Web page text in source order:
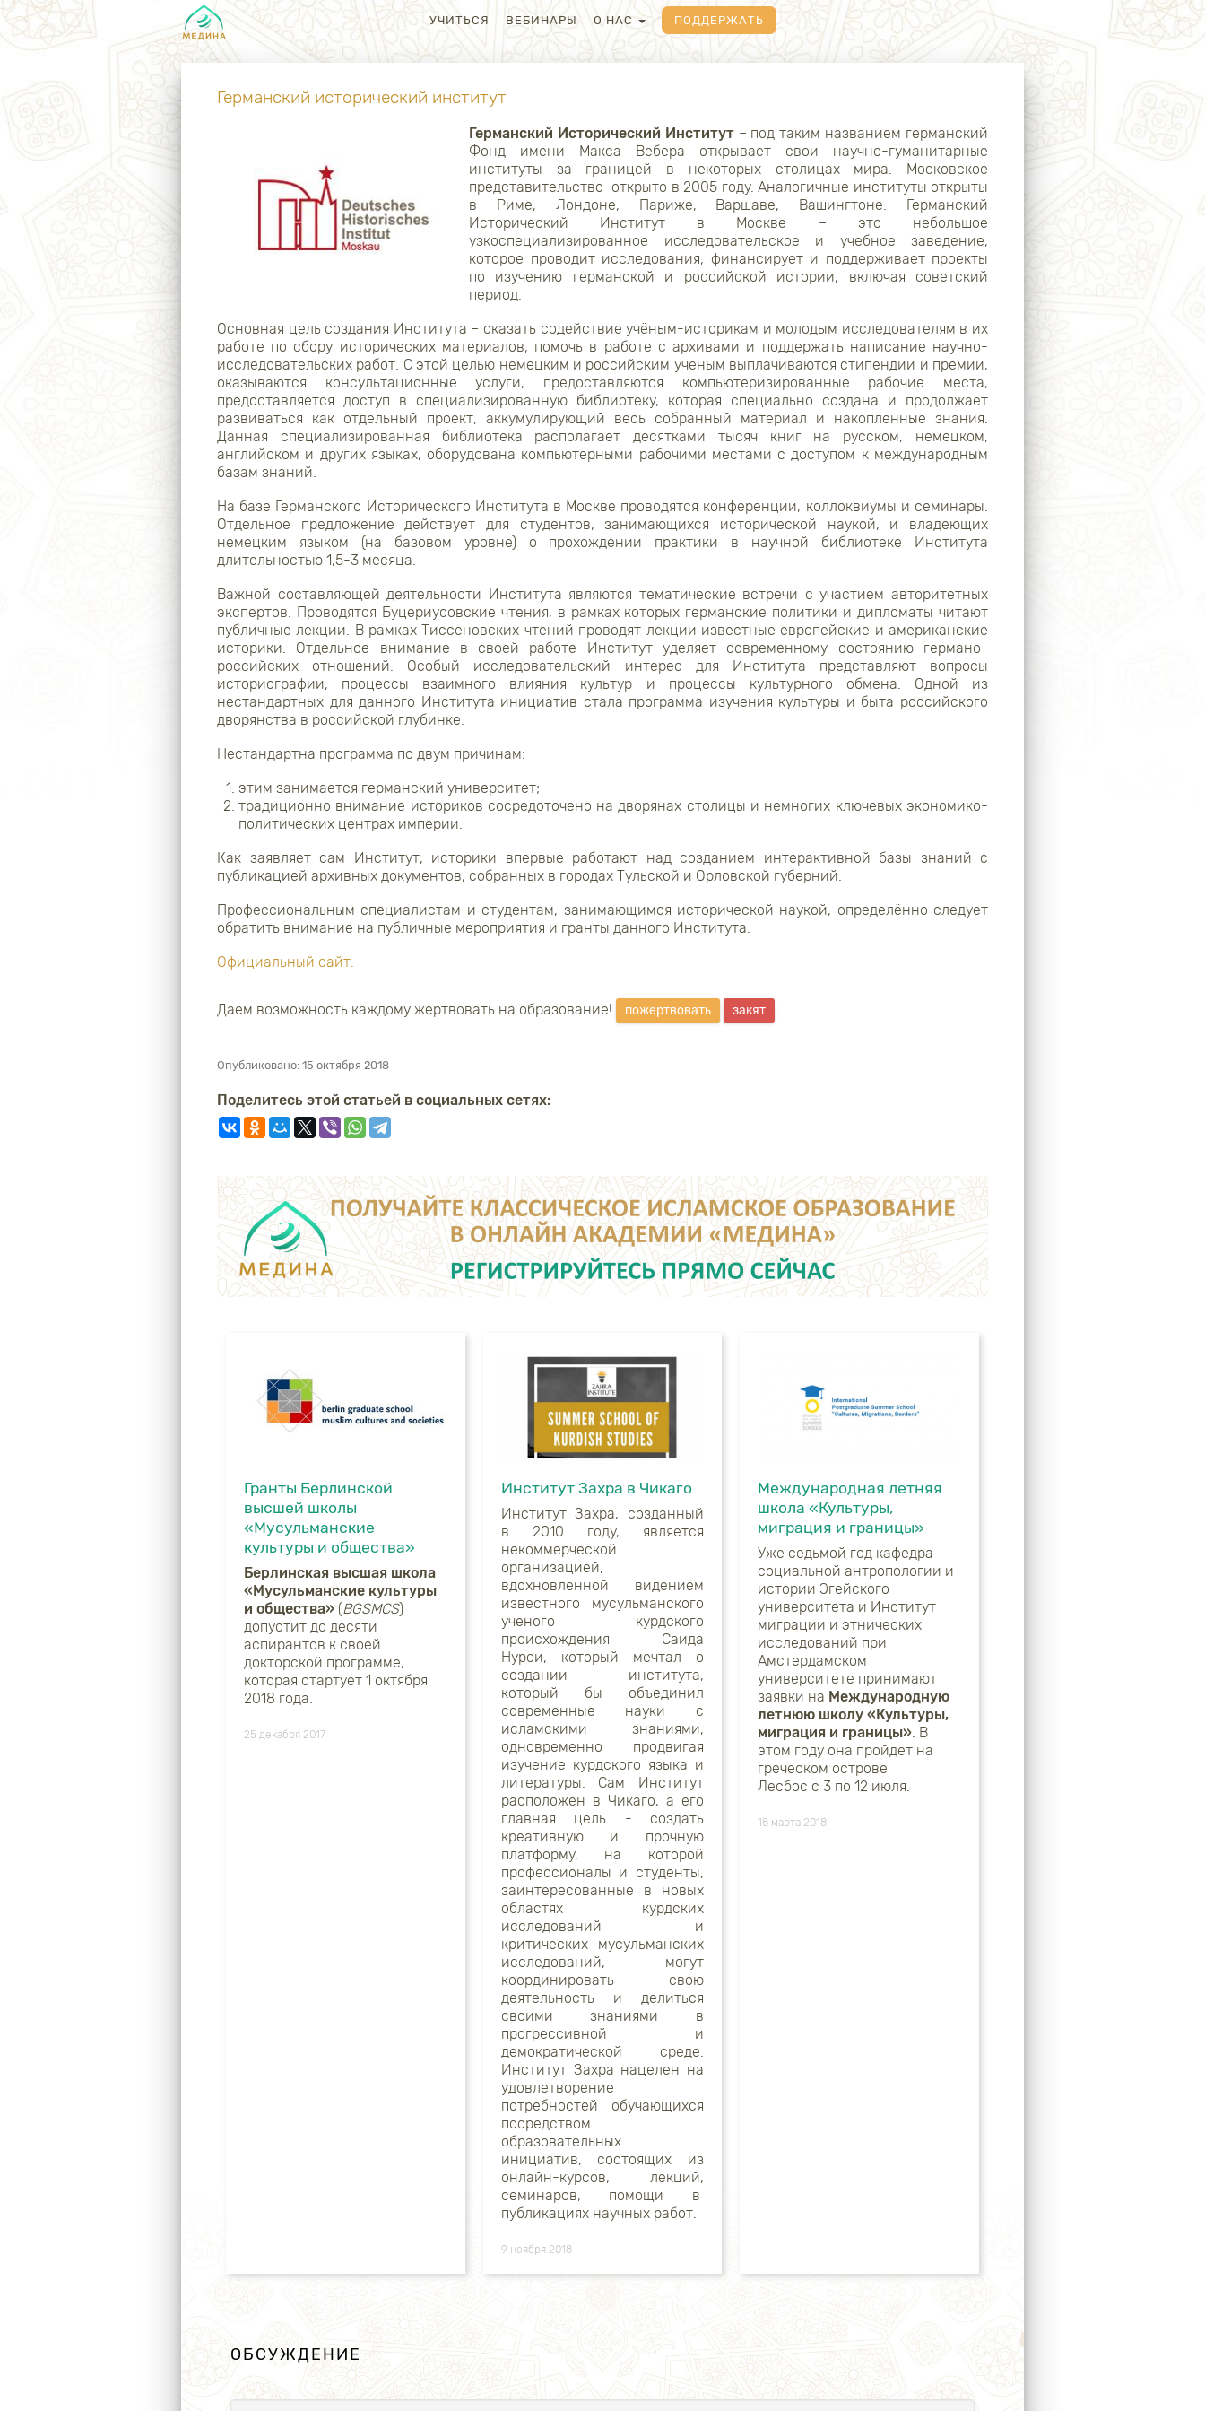
УЧИТЬСЯ ВЕБИНАРЫ О НАС ПОДДЕРЖАТЬ
Германский исторический институт
Германский Исторический Институт– под таким названием германский
Фонд имени Макса Вебера открывает свои научно-гуманитарные
институты за границей в некоторых столицах мира. Московское
представительство открыто в 2005 году. Аналогичные институты открыты
в Риме, Лондоне, Париже, Варшаве, Вашингтоне. Германский
Исторический Институт в Москве – это небольшое
узкоспециализированное исследовательское и учебное заведение,
которое проводит исследования, финансирует и поддерживает проекты
по изучению германской и российской истории, включая советский
период.
Основная цель создания Института – оказать содействие учёным-историкам и молодым исследователям в их
работе по сбору исторических материалов, помочь в работе с архивами и поддержать написание научно-
исследовательских работ. С этой целью немецким и российским ученым выплачиваются стипендии и премии,
оказываются консультационные услуги, предоставляются компьютеризированные рабочие места,
предоставляется доступ в специализированную библиотеку, которая специально создана и продолжает
развиваться как отдельный проект, аккумулирующий весь собранный материал и накопленные знания.
Данная специализированная библиотека располагает десятками тысяч книг на русском, немецком,
английском и других языках, оборудована компьютерными рабочими местами с доступом к международным
базам знаний.
На базе Германского Исторического Института в Москве проводятся конференции, коллоквиумы и семинары.
Отдельное предложение действует для студентов, занимающихся исторической наукой, и владеющих
немецким языком (на базовом уровне) о прохождении практики в научной библиотеке Института
длительностью 1,5-3 месяца.
Важной составляющей деятельности Института являются тематические встречи с участием авторитетных
экспертов. Проводятся Буцериусовские чтения, в рамках которых германские политики и дипломаты читают
публичные лекции. В рамках Тиссеновских чтений проводят лекции известные европейские и американские
историки. Отдельное внимание в своей работе Институт уделяет современному состоянию германо-
российских отношений. Особый исследовательский интерес для Института представляют вопросы
историографии, процессы взаимного влияния культур и процессы культурного обмена. Одной из
нестандартных для данного Института инициатив стала программа изучения культуры и быта российского
дворянства в российской глубинке.
Нестандартна программа по двум причинам:
этим занимается германский университет;
традиционно внимание историков сосредоточено на дворянах столицы и немногих ключевых экономико-
политических центрах империи.
Как заявляет сам Институт, историки впервые работают над созданием интерактивной базы знаний с
публикацией архивных документов, собранных в городах Тульской и Орловской губерний.
Профессиональным специалистам и студентам, занимающимся исторической наукой, определённо следует
обратить внимание на публичные мероприятия и гранты данного Института.
Официальный сайт.
Даем возможность каждому жертвовать на образование! пожертвовать закят
Опубликовано: 15 октября 2018
Поделитесь этой статьей в социальных сетях:
Гранты Берлинской
высшей школы
«Мусульманские
культуры и общества»
Берлинская высшая школа
«Мусульманские культуры
и общества» (BGSMCS)
допустит до десяти
аспирантов к своей
докторской программе,
которая стартует 1 октября
2018 года.
25 декабря 2017
Институт Захра в Чикаго
Институт Захра, созданный
в 2010 году, является
некоммерческой
организацией,
вдохновленной видением
известного мусульманского
ученого курдского
происхождения
Саида
Нурси, который мечтал о
создании института,
который бы объединил
современные науки с
исламскими знаниями,
одновременно продвигая
изучение курдского языка и
литературы. Сам Институт
расположен в Чикаго, а его
главная цель - создать
креативную и прочную
платформу, на которой
профессионалы и студенты,
заинтересованные в новых
областях курдских
исследований и
критических мусульманских
исследований, могут
координировать свою
деятельность и делиться
своими знаниями в
прогрессивной и
демократической среде.
Институт Захра нацелен на
удовлетворение
потребностей обучающихся
посредством
образовательных
инициатив, состоящих из
онлайн-курсов, лекций,
семинаров, помощи в
публикациях научных работ.
9 ноября 2018
Международная летняя
школа «Культуры,
миграция и границы»
Уже седьмой год кафедра
социальной антропологии и
истории Эгейского
университета и Институт
миграции и этнических
исследований при
Амстердамском
университете принимают
заявки на Международную
летнюю школу «Культуры,
миграция и границы». В
этом году она пройдет на
греческом острове
Лесбос с 3 по 12 июля.
18 марта 2018
ОБСУЖДЕНИЕ